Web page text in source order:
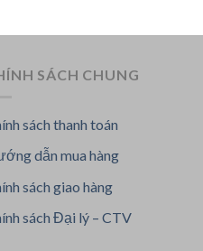
SÁCH CHUNG
sách thanh toán
dẫn mua hàng
sách giao hàng
sách Đại lý – CTV